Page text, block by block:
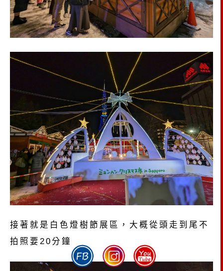
接著就是白色燈樹節展區，大概從頭走到尾不
拍照要20分鐘